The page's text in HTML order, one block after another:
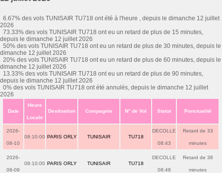
6.67% des vols TUNISAIR TU718 ont été à l'heure , depuis le dimanche 12 juillet
2026
73.33% des vols TUNISAIR TU718 ont eu un retard de plus de 15 minutes,
depuis le dimanche 12 juillet 2026
50% des vols TUNISAIR TU718 ont eu un retard de plus de 30 minutes, depuis le
dimanche 12 juillet 2026
20% des vols TUNISAIR TU718 ont eu un retard de plus de 60 minutes, depuis le
dimanche 12 juillet 2026
13.33% des vols TUNISAIR TU718 ont eu un retard de plus de 90 minutes,
depuis le dimanche 12 juillet 2026
0% des vols TUNISAIR TU718 ont été annulés, depuis le dimanche 12 juillet
2026
Date
Heure
Locale
Destination Compagnie N° de Vol Statut Ponctualité
2026-
08-10
08:10:00 PARIS ORLY TUNISAIR TU718
DECOLLE
08:43
Retard de 33
minutes
2026-
08-09
08:10:00 PARIS ORLY TUNISAIR TU718
DECOLLE
08:48
Retard de 38
minutes